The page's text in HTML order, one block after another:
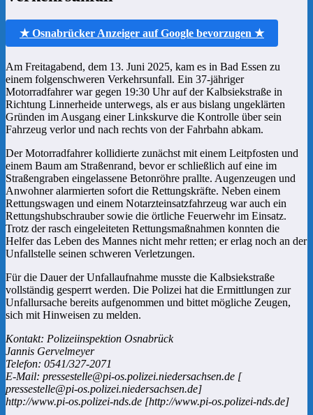
★ Osnabrücker Anzeiger auf Google bevorzugen ★
Am Freitagabend, dem 13. Juni 2025, kam es in Bad Essen zu
einem folgenschweren Verkehrsunfall. Ein 37-jähriger
Motorradfahrer war gegen 19:30 Uhr auf der Kalbsiekstraße in
Richtung Linnerheide unterwegs, als er aus bislang ungeklärten
Gründen im Ausgang einer Linkskurve die Kontrolle über sein
Fahrzeug verlor und nach rechts von der Fahrbahn abkam.
Der Motorradfahrer kollidierte zunächst mit einem Leitpfosten und
einem Baum am Straßenrand, bevor er schließlich auf eine im
Straßengraben eingelassene Betonröhre prallte. Augenzeugen und
Anwohner alarmierten sofort die Rettungskräfte. Neben einem
Rettungswagen und einem Notarzteinsatzfahrzeug war auch ein
Rettungshubschrauber sowie die örtliche Feuerwehr im Einsatz.
Trotz der rasch eingeleiteten Rettungsmaßnahmen konnten die
Helfer das Leben des Mannes nicht mehr retten; er erlag noch an der
Unfallstelle seinen schweren Verletzungen.
Für die Dauer der Unfallaufnahme musste die Kalbsiekstraße
vollständig gesperrt werden. Die Polizei hat die Ermittlungen zur
Unfallursache bereits aufgenommen und bittet mögliche Zeugen,
sich mit Hinweisen zu melden.
Kontakt: Polizeiinspektion Osnabrück
Jannis Gervelmeyer
Telefon: 0541/327-2071
E-Mail: pressestelle@pi-os.polizei.niedersachsen.de [
pressestelle@pi-os.polizei.niedersachsen.de]
http://www.pi-os.polizei-nds.de [http://www.pi-os.polizei-nds.de]